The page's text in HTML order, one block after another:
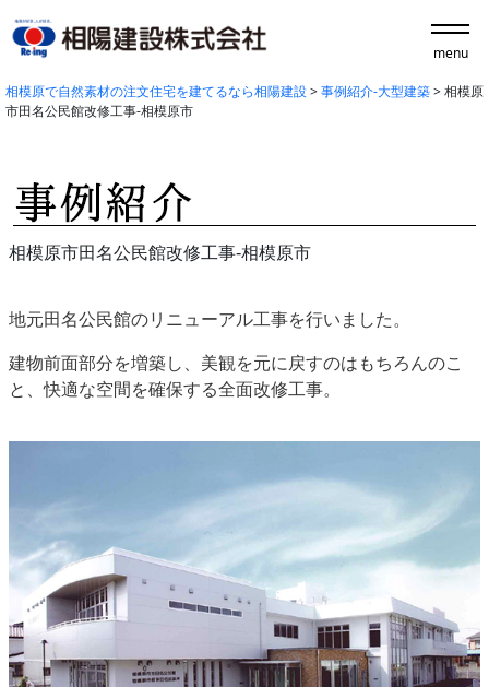
menu
相模原で自然素材の注文住宅を建てるなら相陽建設>事例紹介-大型建築>相模原
市田名公民館改修工事-相模原市
相模原市田名公民館改修工事-相模原市
地元田名公民館のリニューアル工事を行いました。
建物前面部分を増築し、美観を元に戻すのはもちろんのこ
と、快適な空間を確保する全面改修工事。